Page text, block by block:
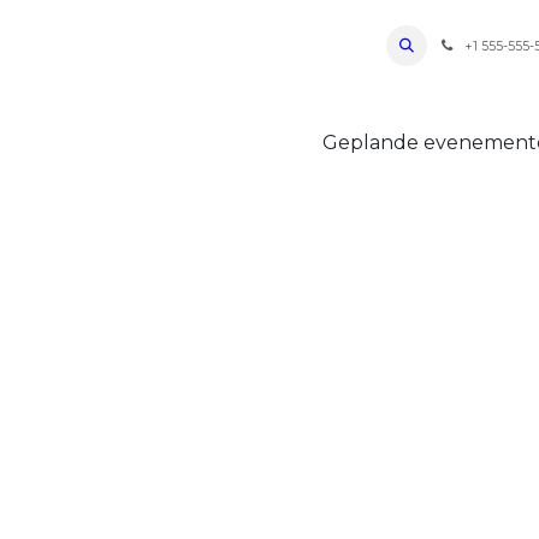
Bevoorradingen FAQ+1 555-555-
Geplande